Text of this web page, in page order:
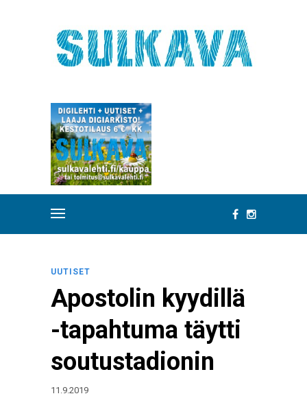
UUTISET
Apostolin kyydillä
-tapahtuma täytti
soutustadionin
11.9.2019